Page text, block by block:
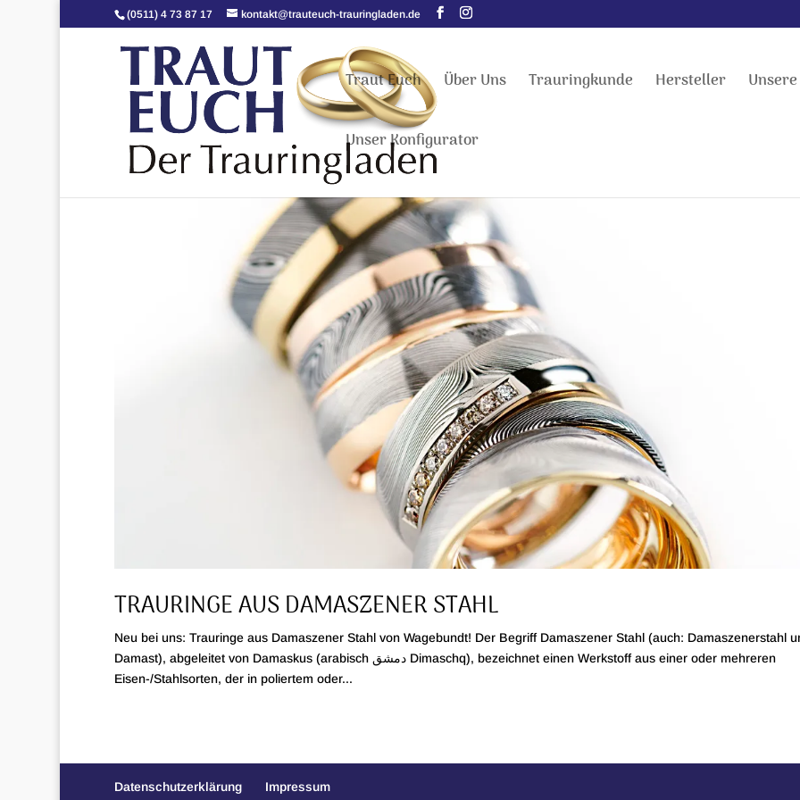
(0511) 4 73 87 17 kontakt@trauteuch-trauringladen.de
Traut Euch Über Uns Trauringkunde Hersteller
Unser Konfigurator
TRAURINGE AUS DAMASZENER STAHL
Neu bei uns: Trauringe aus Damaszener Stahl von Wagebundt! Der Begriff Damaszener Stahl (auch: Damaszenerstahl
Damast), abgeleitet von Damaskus (arabisch دمشق Dimaschq), bezeichnet einen Werkstoff aus einer oder mehreren
Eisen-/Stahlsorten, der in poliertem oder...
Datenschutzerklärung Impressum